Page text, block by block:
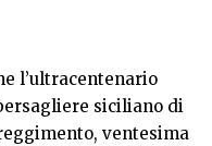
l’ultracentenario
siciliano di
ventesima